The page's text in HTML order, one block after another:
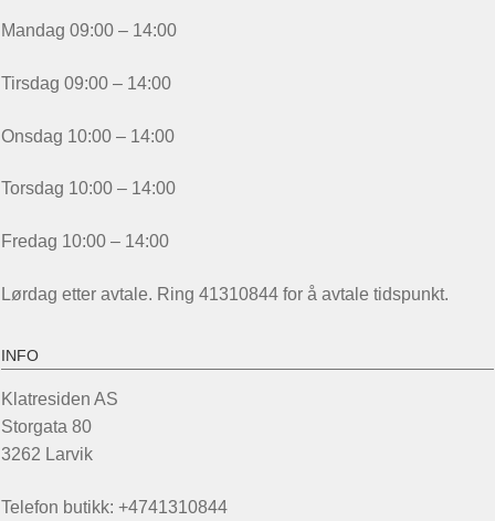
Mandag 09:00 – 14:00
Tirsdag 09:00 – 14:00
Onsdag 10:00 – 14:00
Torsdag 10:00 – 14:00
Fredag 10:00 – 14:00
Lørdag etter avtale. Ring 41310844 for å avtale tidspunkt.
INFO
Klatresiden AS
Storgata 80
3262 Larvik
Telefon butikk: +4741310844